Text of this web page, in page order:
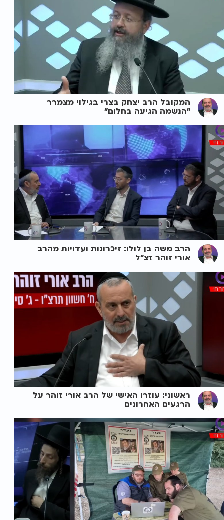
המקובל הרב יצחק בצרי בגילוי מצמרר
"הנשמה הגיעה בחלום"
הרב משה בן לולו: זיכרונות ועדויות מהרב
אורי זוהר זצ"ל
ראשוני: עוזרו האישי של הרב אורי זוהר על
הרגעים האחרונים